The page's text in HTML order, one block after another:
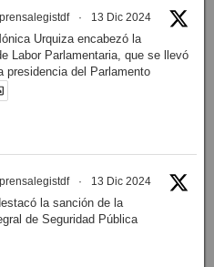
· 13 Dic 2024
Urquiza encabezó la
Labor Parlamentaria, que se llevó
presidencia del Parlamento
· 13 Dic 2024
la sanción de la
de Seguridad Pública